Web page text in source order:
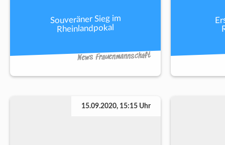
Souveräner Sieg im
Rheinlandpokal
News Frauenmannschaft
15.09.2020, 15:15 Uhr